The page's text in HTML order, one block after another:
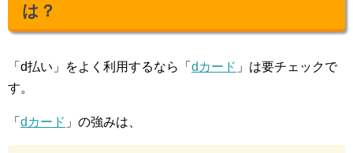
は？
「d払い」をよく利用するなら「 dカード 」は要チェックで
す。
「 dカード 」の強みは、